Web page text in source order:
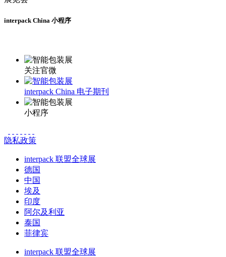
interpack China 小程序
关注官微
interpack China 电子期刊
小程序
隐私政策
interpack 联盟全球展
德国
中国
埃及
印度
阿尔及利亚
泰国
菲律宾
interpack 联盟全球展